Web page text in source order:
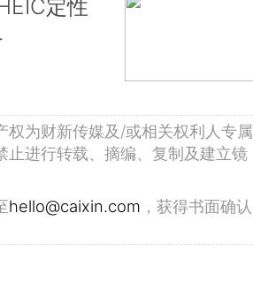
定性
权为财新传媒及/或相关权利人专属
止进行转载、摘编、复制及建立镜
hello@caixin.com ，获得书面确认